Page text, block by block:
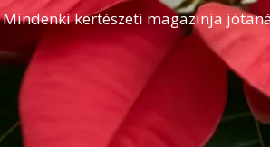
Mindenki kertészeti magazinja